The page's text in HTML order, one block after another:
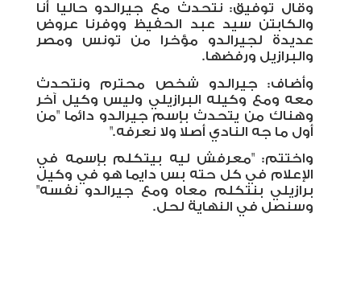
وقال توفيق: نتحدث مع جيرالدو حاليا أنا
والكابتن سيد عبد الحفيظ ووفرنا عروض
عديدة لجيرالدو مؤخرا من تونس ومصر
والبرازيل ورفضها.
وأضاف: جيرالدو شخص محترم ونتحدث
معه ومع وكيله البرازيلي وليس وكيل آخر
وهناك من يتحدث بإسم جيرالدو دائما "من
أول ما جه النادي أصلا ولا نعرفه".
واختتم: "معرفش ليه بيتكلم بإسمه في
الإعلام في كل حته بس دايما هو في وكيل
برازيلي بنتكلم معاه ومع جيرالدو نفسه"
وسنصل في النهاية لحل.